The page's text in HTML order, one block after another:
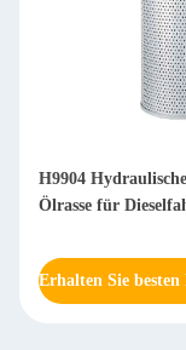
H9904
Ölrasse für
Erhalten Sie besten